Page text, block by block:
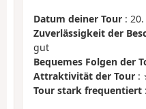
Datum deiner Tour :
Zuverlässigkeit der
gut
Bequemes Folgen der
Attraktivität der Tour :
Tour stark frequentiert